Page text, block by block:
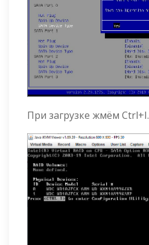
При загрузке жмём Ctrl+I.